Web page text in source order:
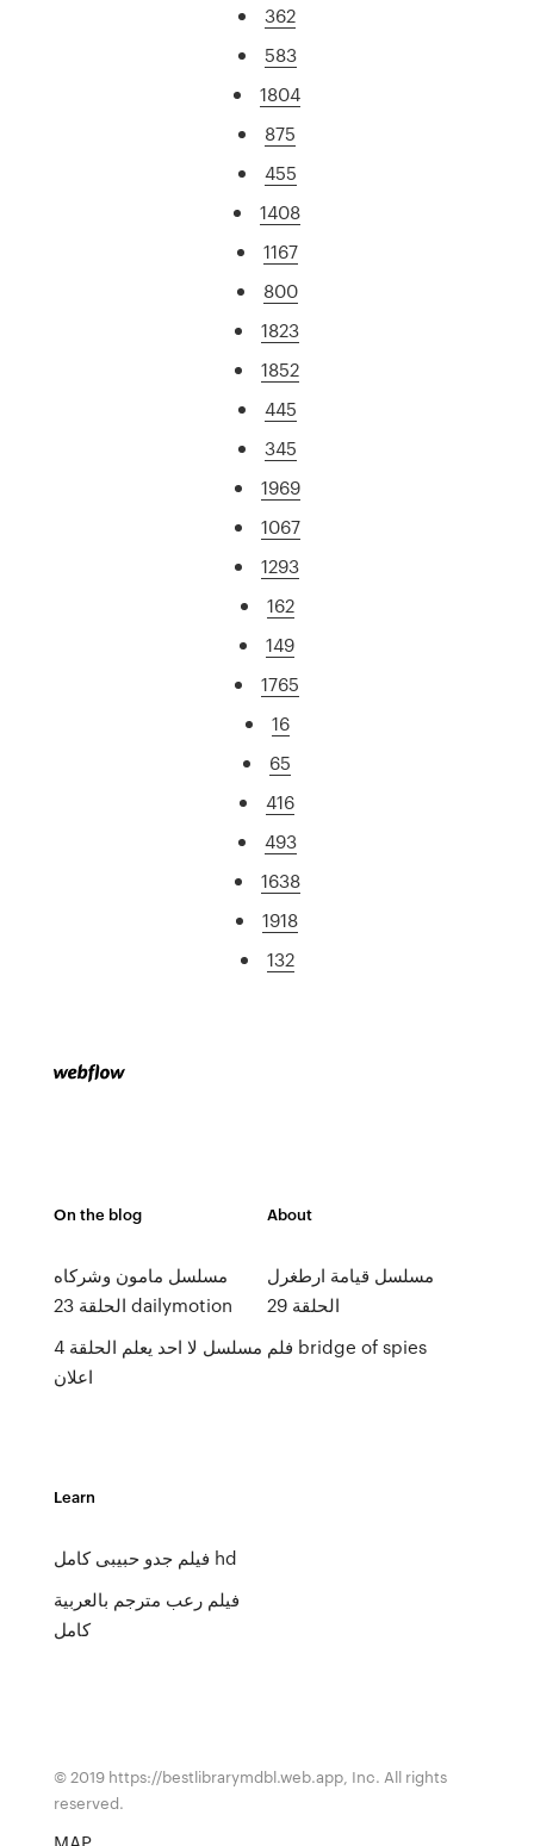
362
583
1804
875
455
1408
1167
800
1823
1852
445
345
1969
1067
1293
162
149
1765
16
65
416
493
1638
1918
132
On the blog
مسلسل مامون وشركاه
الحلقة 23 dailymotion
مسلسل لا احد يعلم الحلقة 4
اعلان
About
مسلسل قيامة ارطغرل
الحلقة 29
فلم bridge of spies
Learn
فيلم جدو حبيبى كامل hd
فيلم رعب مترجم بالعربية
كامل
© 2019 https://bestlibrarymdbl.web.app, Inc. All rights
reserved.